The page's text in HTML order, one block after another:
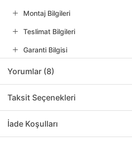
Montaj Bilgileri
Teslimat Bilgileri
Garanti Bilgisi
Yorumlar (8)
Taksit Seçenekleri
İade Koşulları